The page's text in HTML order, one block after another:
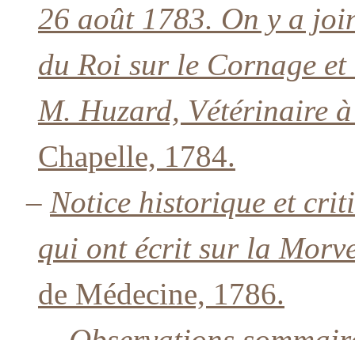
26 août 1783. On y a
du Roi sur le Cornage
M. Huzard, Vétérinaire
Chapelle, 1784.
– Notice historique et
qui ont écrit sur la
de Médecine, 1786.